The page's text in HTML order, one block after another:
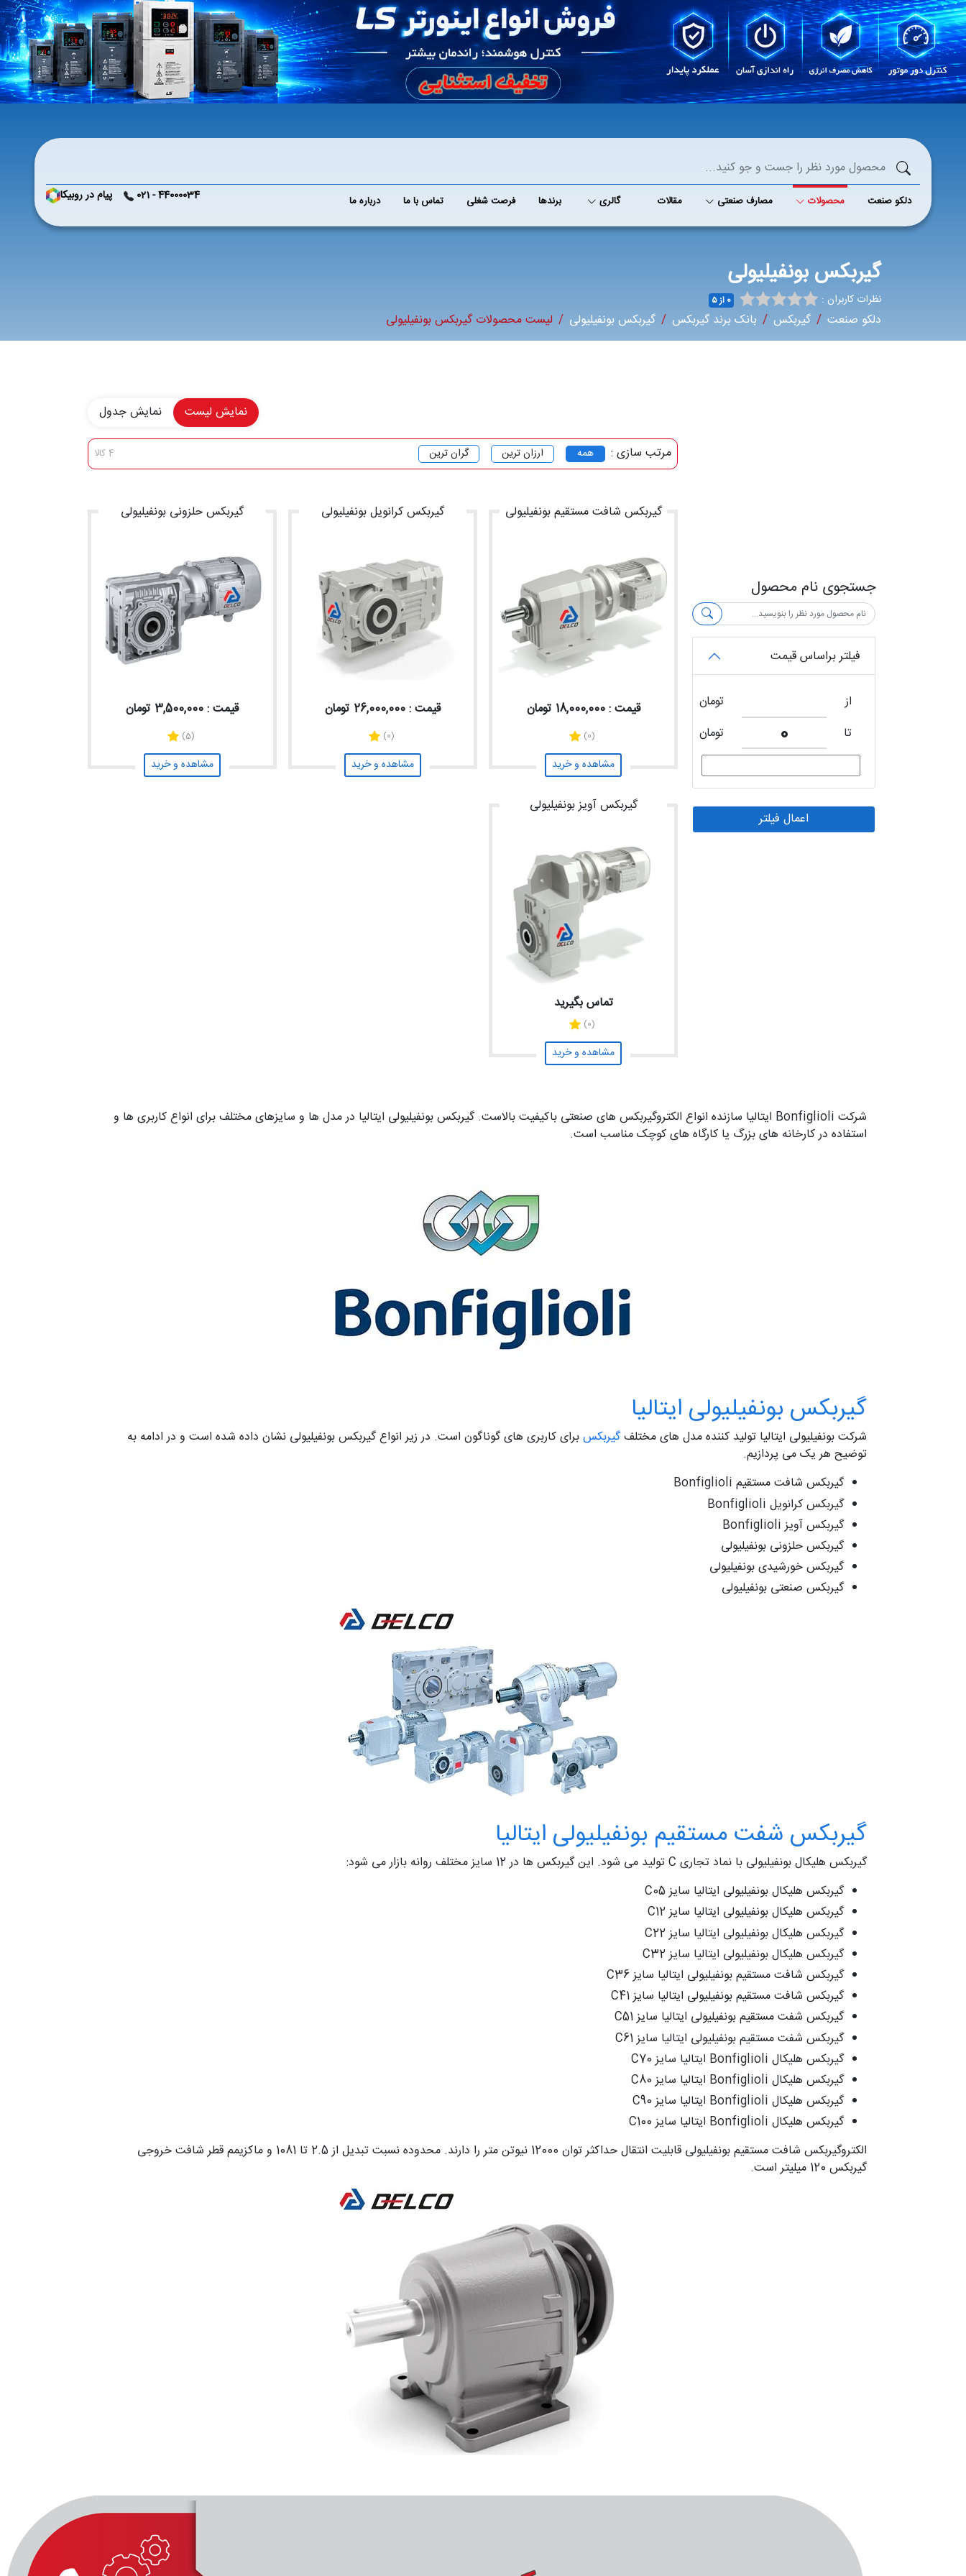
دلکو صنعت محصولات مصارف صنعتی مقالات گالری برند‌ها فرصت شغلی تماس با ما درباره ما 44000034 - 021 پیام در روبیکا
گیربکس بونفیلیولی
نظرات کاربران : 0 از ۵
دلکو صنعت گیربکس بانک برند گیربکس گیربکس بونفیلیولی لیست محصولات گیربکس بونفیلیولی
جستجوی نام محصول
فیلتر براساس قیمت
از
تومان
تا
تومان
اعمال فیلتر
نمایش لیست نمایش جدول
مرتب سازی : همه ارزان ترین گران ترین 4 کالا
گیربکس شافت مستقیم بونفیلیولی
قیمت : 18,000,000 تومان
(0)
مشاهده و خرید
گیربکس کرانویل بونفیلیولی
قیمت : 26,000,000 تومان
(0)
مشاهده و خرید
گیربکس حلزونی بونفیلیولی
قیمت : 3,500,000 تومان
(5)
مشاهده و خرید
گیربکس آویز بونفیلیولی
تماس بگیرید
(0)
مشاهده و خرید
شرکت Bonfiglioli ایتالیا سازنده انواع الکتروگیربکس های صنعتی باکیفیت بالاست. گیربکس بونفیلیولی ایتالیا در مدل ها و سایزهای مختلف برای انواع کاربری ها و
استفاده در کارخانه های بزرگ یا کارگاه های کوچک مناسب است.
گیربکس بونفیلیولی ایتالیا
شرکت بونفیلیولی ایتالیا تولید کننده مدل های مختلفگیربکسبرای کاربری های گوناگون است. در زیر انواع گیربکس بونفیلیولی نشان داده شده است و در ادامه به
توضیح هر یک می پردازیم.
گیربکس شافت مستقیم Bonfiglioli
گیربکس کرانویل Bonfiglioli
گیربکس آویز Bonfiglioli
گیربکس حلزونی بونفیلیولی
گیربکس خورشیدی بونفیلیولی
گیربکس صنعتی بونفیلیولی
گیربکس شفت مستقیم بونفیلیولی ایتالیا
گیربکس هلیکال بونفیلیولی با نماد تجاری C تولید می شود. این گیربکس ها در 12 سایز مختلف روانه بازار می شود:
گیربکس هلیکال بونفیلیولی ایتالیا سایز C05
گیربکس هلیکال بونفیلیولی ایتالیا سایز C12
گیربکس هلیکال بونفیلیولی ایتالیا سایز C22
گیربکس هلیکال بونفیلیولی ایتالیا سایز C32
گیربکس شافت مستقیم بونفیلیولی ایتالیا سایز C36
گیربکس شافت مستقیم بونفیلیولی ایتالیا سایز C41
گیربکس شفت مستقیم بونفیلیولی ایتالیا سایز C51
گیربکس شفت مستقیم بونفیلیولی ایتالیا سایز C61
گیربکس هلیکال Bonfiglioli ایتالیا سایز C70
گیربکس هلیکال Bonfiglioli ایتالیا سایز C80
گیربکس هلیکال Bonfiglioli ایتالیا سایز C90
گیربکس هلیکال Bonfiglioli ایتالیا سایز C100
الکتروگیربکس شافت مستقیم بونفیلیولی قابلیت انتقال حداکثر توان 12000 نیوتن متر را دارند. محدوده نسبت تبدیل از 2.5 تا 1081 و ماکزیمم قطر شافت خروجی
گیربکس 120 میلیتر است.